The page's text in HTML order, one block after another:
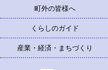
町外の皆様へ
くらしのガイド
産業・経済・まちづくり